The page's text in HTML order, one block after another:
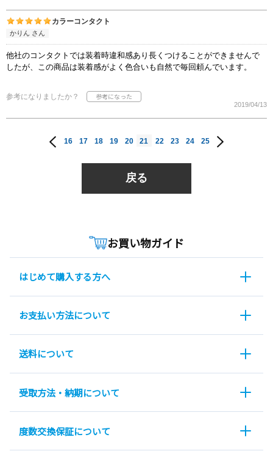
カラーコンタクト
かりん さん
他社のコンタクトでは装着時違和感あり長くつけることができませんで
したが、この商品は装着感がよく色合いも自然で毎回頼んでいます。
参考になりましたか？
2019/04/13
16 17 18 19 20 21 22 23 24 25
戻る
お買い物ガイド
はじめて購入する方へ
お支払い方法について
送料について
受取方法・納期について
度数交換保証について